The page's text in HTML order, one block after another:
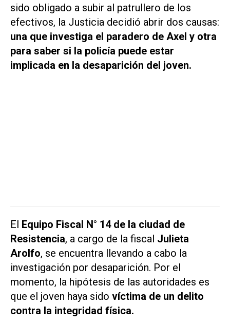
sido obligado a subir al patrullero de los
efectivos, la Justicia decidió abrir dos causas:
una que investiga el paradero de Axel y otra
para saber si la policía puede estar
implicada en la desaparición del joven.
El Equipo Fiscal N° 14 de la ciudad de
Resistencia, a cargo de la fiscal Julieta
Arolfo, se encuentra llevando a cabo la
investigación por desaparición. Por el
momento, la hipótesis de las autoridades es
que el joven haya sido víctima de un delito
contra la integridad física.